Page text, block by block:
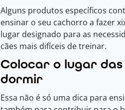
Alguns produtos específicos
ensinar o seu cachorro a fazer
lugar designado para as
cães mais difíceis de treinar.
Colocar o lugar
dormir
Essa não é só uma dica para